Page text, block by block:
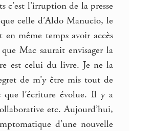
c’est l’irruption de la presse
celle d’Aldo Manucio, le
même temps avoir accès
Mac saurait envisager la
est celui du livre. Je ne la
de m’y être mis tout de
que l’écriture évolue. Il y a
etc. Aujourd’hui,
d’une nouvelle